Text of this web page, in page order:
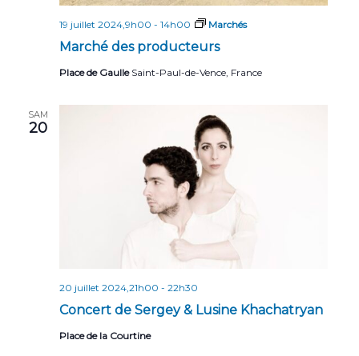
Marché des producteurs
19 juillet 2024,9h00 - 14h00 Marchés
Place de Gaulle Saint-Paul-de-Vence, France
SAM
20
Concert de Sergey & Lusine Khachatryan
20 juillet 2024,21h00 - 22h30
Place de la Courtine